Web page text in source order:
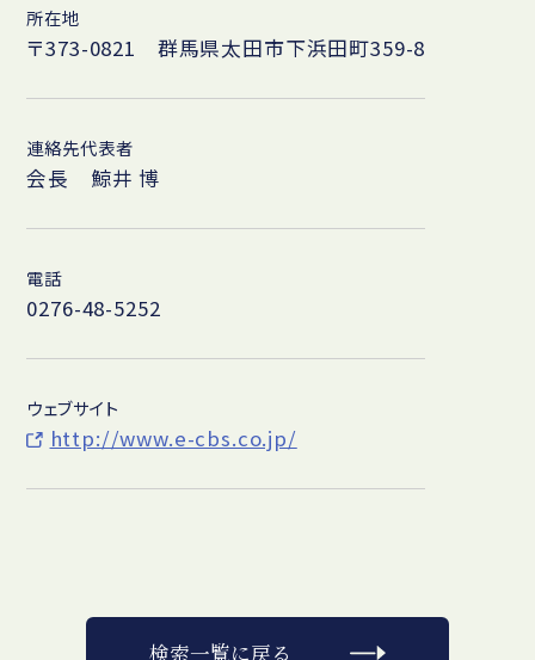
所在地
〒373-0821 群馬県太田市下浜田町359-8
連絡先代表者
会長 鯨井 博
電話
0276-48-5252
ウェブサイト
http://www.e-cbs.co.jp/
検索一覧に戻る